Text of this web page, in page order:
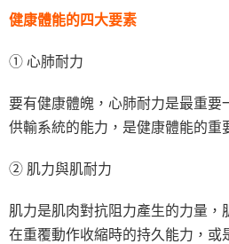
健康體能的四大要素
① 心肺耐力
要有健康體魄，心肺耐力是最重要
供輸系統的能力，是健康體能的重
② 肌力與肌耐力
肌力是肌肉對抗阻力產生的力量，
在重覆動作收縮時的持久能力，或